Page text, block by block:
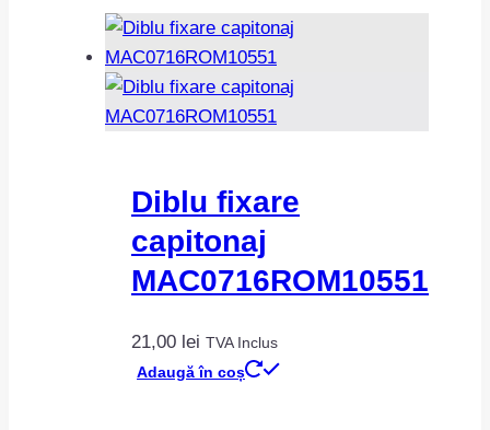
Diblu fixare
capitonaj
MAC0716ROM10551
21,00 lei TVA Inclus
Adaugă în coș